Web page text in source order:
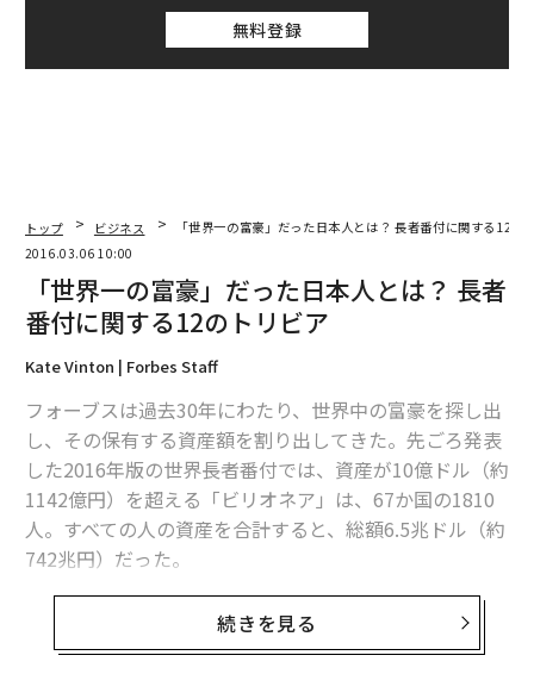
無料登録
トップ ビジネス
「世界一の富豪」だった日本人とは？ 長者番付に関する12の
2016.03.06 10:00
「世界一の富豪」だった日本人とは？ 長者
番付に関する12のトリビア
Kate Vinton | Forbes Staff
フォーブスは過去30年にわたり、世界中の富豪を探し出
し、その保有する資産額を割り出してきた。先ごろ発表
した2016年版の世界長者番付では、資産が10億ドル（約
1142億円）を超える「ビリオネア」は、67か国の1810
人。すべての人の資産を合計すると、総額6.5兆ドル（約
742兆円）だった。
そのビリオネアたちにまつわる12の事柄を紹介する。
続きを見る